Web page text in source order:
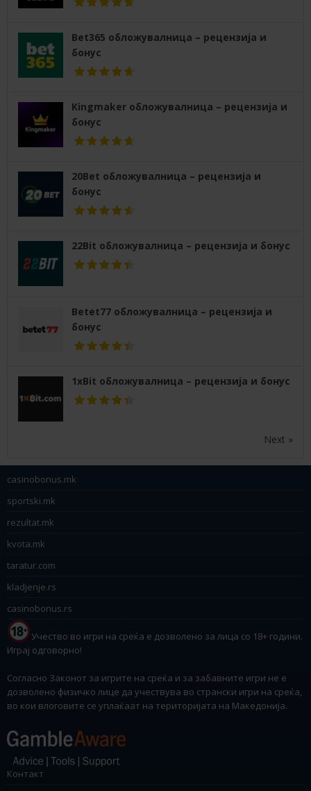
Bet365 обложувалница – рецензија и
бонус
Kingmaker обложувалница – рецензија и
бонус
20Bet обложувалница – рецензија и
бонус
22Bit обложувалница – рецензија и бонус
Betet77 обложувалница – рецензија и
бонус
1xBit обложувалница – рецензија и бонус
Next »
casinobonus.mk
sportski.mk
rezultat.mk
kvota.mk
taratur.com
kladjenje.rs
casinobonus.rs
Учество во игри на среќа е дозволено за лица со 18+ години.
Играј одговорно!
Согласно Законот за игрите на среќа и за забавните игри не е
дозволено физичко лице да учествува во странски игри на среќа,
во кои влоговите се уплаќаат на територијата на Македонија.
Контакт